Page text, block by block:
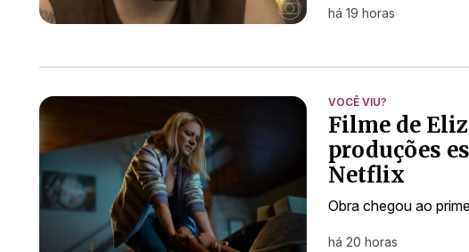
há 19 horas
VOCÊ VIU?
Filme de
produções
Netflix
Obra chegou ao
há 20 horas